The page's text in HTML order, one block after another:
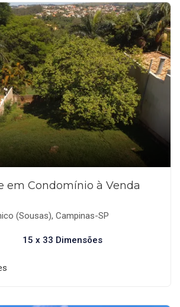
em Condomínio à Venda
(Sousas), Campinas-SP
15 x 33 Dimensões